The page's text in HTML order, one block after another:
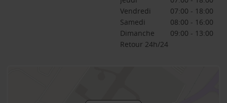
Vendredi
07:00 - 18:00
Samedi
08:00 - 16:00
Dimanche
09:00 - 13:00
Retour 24h/24